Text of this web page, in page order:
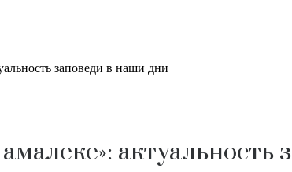
заповеди в наши дни
актуальность